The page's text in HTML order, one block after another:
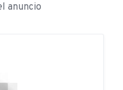
anuncio